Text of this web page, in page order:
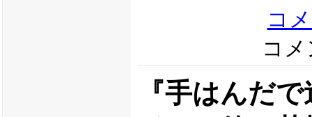
コ
コ
『手はんだ